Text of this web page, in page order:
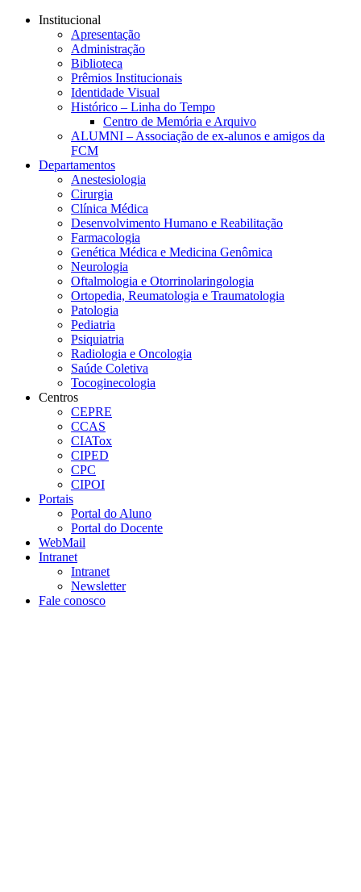
Conteúdo principal
Institucional
Apresentação
Administração
Biblioteca
Prêmios Institucionais
Identidade Visual
Histórico – Linha do Tempo
Centro de Memória e Arquivo
ALUMNI – Associação de ex-alunos e amigos da
FCM
Departamentos
Anestesiologia
Cirurgia
Clínica Médica
Desenvolvimento Humano e Reabilitação
Farmacologia
Genética Médica e Medicina Genômica
Neurologia
Oftalmologia e Otorrinolaringologia
Ortopedia, Reumatologia e Traumatologia
Patologia
Pediatria
Psiquiatria
Radiologia e Oncologia
Saúde Coletiva
Tocoginecologia
Centros
CEPRE
CCAS
CIATox
CIPED
CPC
CIPOI
Portais
Portal do Aluno
Portal do Docente
WebMail
Intranet
Intranet
Newsletter
Fale conosco